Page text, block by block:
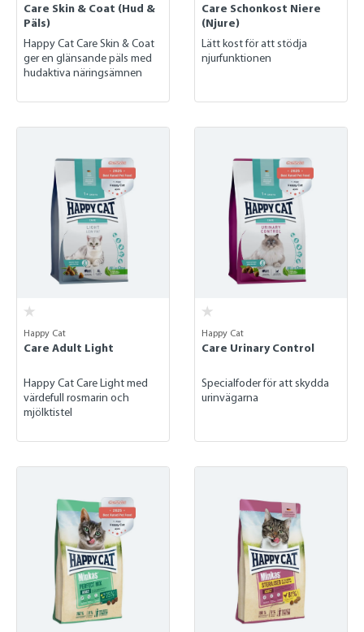
Care Skin & Coat (Hud &
Päls)
Happy Cat Care Skin & Coat
ger en glänsande päls med
hudaktiva näringsämnen
Care Schonkost Niere
(Njure)
Lätt kost för att stödja
njurfunktionen
Happy Cat
Care Adult Light
Happy Cat Care Light med
värdefull rosmarin och
mjölktistel
Happy Cat
Care Urinary Control
Specialfoder för att skydda
urinvägarna